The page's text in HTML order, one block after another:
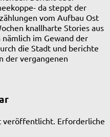
da steppt der
vom Aufbau Ost
knallharte Stories aus
im Gewand der
die Stadt und berichte
der vergangenen
veröffentlicht. Erforderliche